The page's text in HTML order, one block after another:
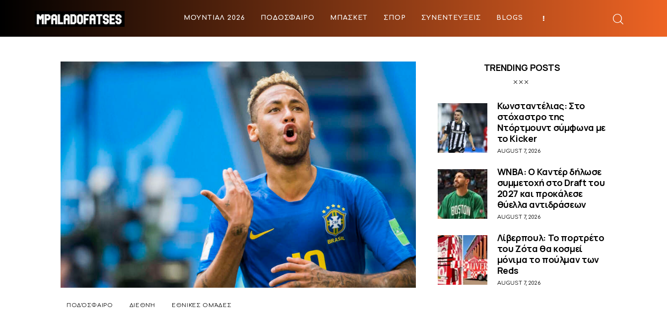
ΜΟΥΝΤΙΑΛ 2026 ΠΟΔΟΣΦΑΙΡΟ ΜΠΑΣΚΕΤ ΣΠΟΡ ΣΥΝΕΝΤΕΥΞΕΙΣ BLOGS
ΜΟΥΝΤΙΑΛ 2026
ΠΟΔΟΣΦΑΙΡΟ
BEYOND SPORTS
ΑΦΙΕΡΩΜΑΤΑ
MEET THE TEAM
ΠΟΔΌΣΦΑΙΡΟ ΔΙΕΘΝΉ ΕΘΝΙΚΈΣ ΟΜΆΔΕΣ
TRENDING POSTS
Κωνσταντέλιας: Στο
στόχαστρο της
Ντόρτμουντ σύμφωνα με
το Kicker
AUGUST 7, 2026
WNBA: Ο Καντέρ δήλωσε
συμμετοχή στο Draft του
2027 και προκάλεσε
θύελλα αντιδράσεων
AUGUST 7, 2026
Λίβερπουλ: Το πορτρέτο
του Ζότα θα κοσμεί
μόνιμα το πούλμαν των
Reds
AUGUST 7, 2026